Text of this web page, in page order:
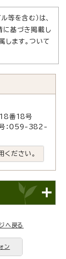
等を含む）は、
に基づき掲載し
します。ついて
番18号
：059-382-
ださい。
へ戻る
ン